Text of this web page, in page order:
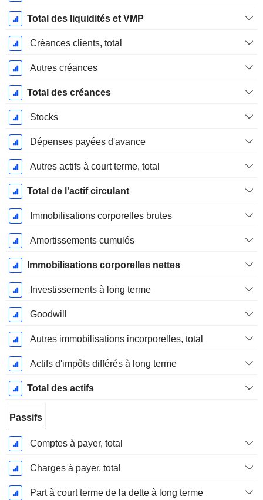
Total des liquidités et VMP
Créances clients, total
Autres créances
Total des créances
Stocks
Dépenses payées d'avance
Autres actifs à court terme, total
Total de l'actif circulant
Immobilisations corporelles brutes
Amortissements cumulés
Immobilisations corporelles nettes
Investissements à long terme
Goodwill
Autres immobilisations incorporelles, total
Actifs d'impôts différés à long terme
Total des actifs
Passifs
Comptes à payer, total
Charges à payer, total
Part à court terme de la dette à long terme